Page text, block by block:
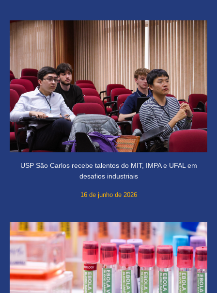
USP São Carlos recebe talentos do MIT, IMPA e UFAL em
desafios industriais
16 de junho de 2026